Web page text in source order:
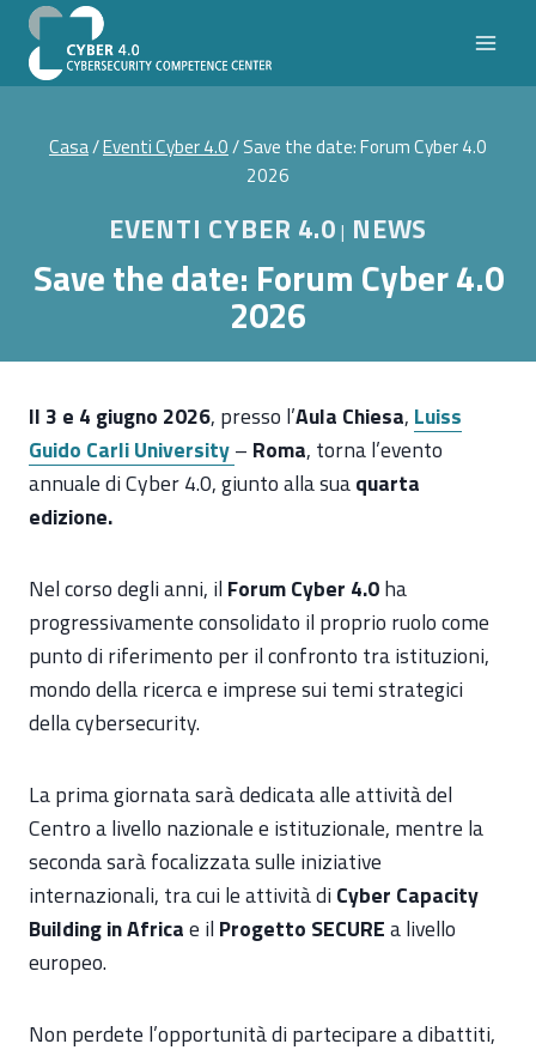
Salta
contenuto
Casa/Eventi Cyber 4.0/Save the date: Forum Cyber 4.0
2026
EVENTI CYBER 4.0 | NEWS
Save the date: Forum Cyber 4.0
2026
Il 3 e 4 giugno 2026, presso l’Aula Chiesa, Luiss
Guido Carli University– Roma, torna l’evento
annuale di Cyber 4.0, giunto alla suaquarta
edizione.
Nel corso degli anni, il Forum Cyber 4.0ha
progressivamente consolidato il proprio ruolo come
punto di riferimento per il confronto tra istituzioni,
mondo della ricerca e imprese sui temi strategici
della cybersecurity.
La prima giornata sarà dedicata alle attività del
Centro a livello nazionale e istituzionale, mentre la
seconda sarà focalizzata sulle iniziative
internazionali, tra cui le attività di Cyber Capacity
Building in Africae il Progetto SECUREa livello
europeo.
Non perdete l’opportunità di partecipare a dibattiti,